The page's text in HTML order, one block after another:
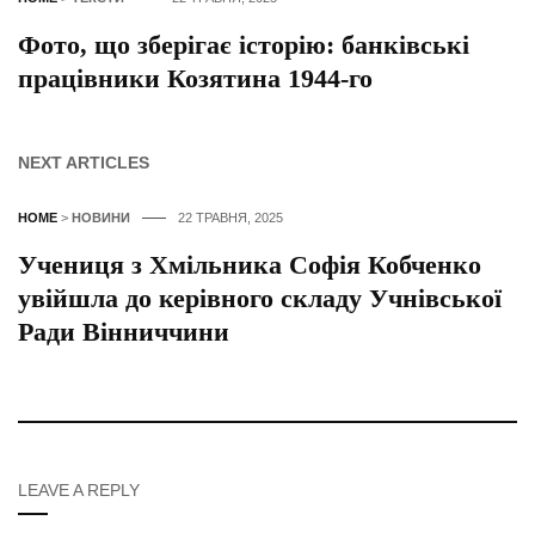
Фото, що зберігає історію: банківські
працівники Козятина 1944-го
NEXT ARTICLES
HOME > НОВИНИ 22 ТРАВНЯ, 2025
Учениця з Хмільника Софія Кобченко
увійшла до керівного складу Учнівської
Ради Вінниччини
LEAVE A REPLY